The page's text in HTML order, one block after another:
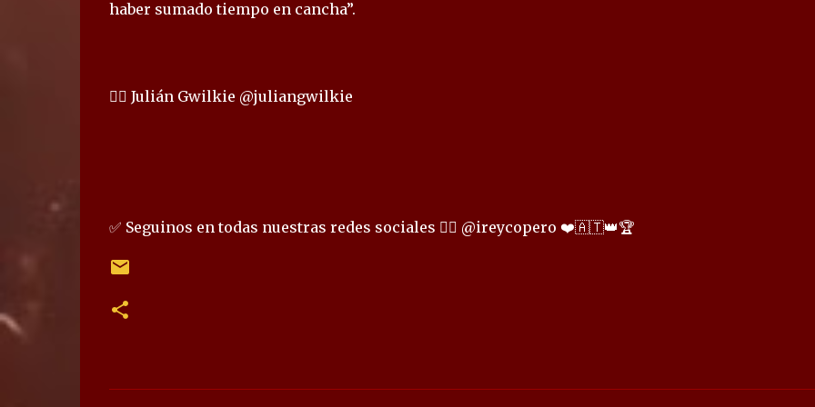
haber sumado tiempo en cancha”.
✍🏻 Julián Gwilkie @juliangwilkie
✅ Seguinos en todas nuestras redes sociales 👉🏻 @ireycopero ❤️🇦🇹👑🏆